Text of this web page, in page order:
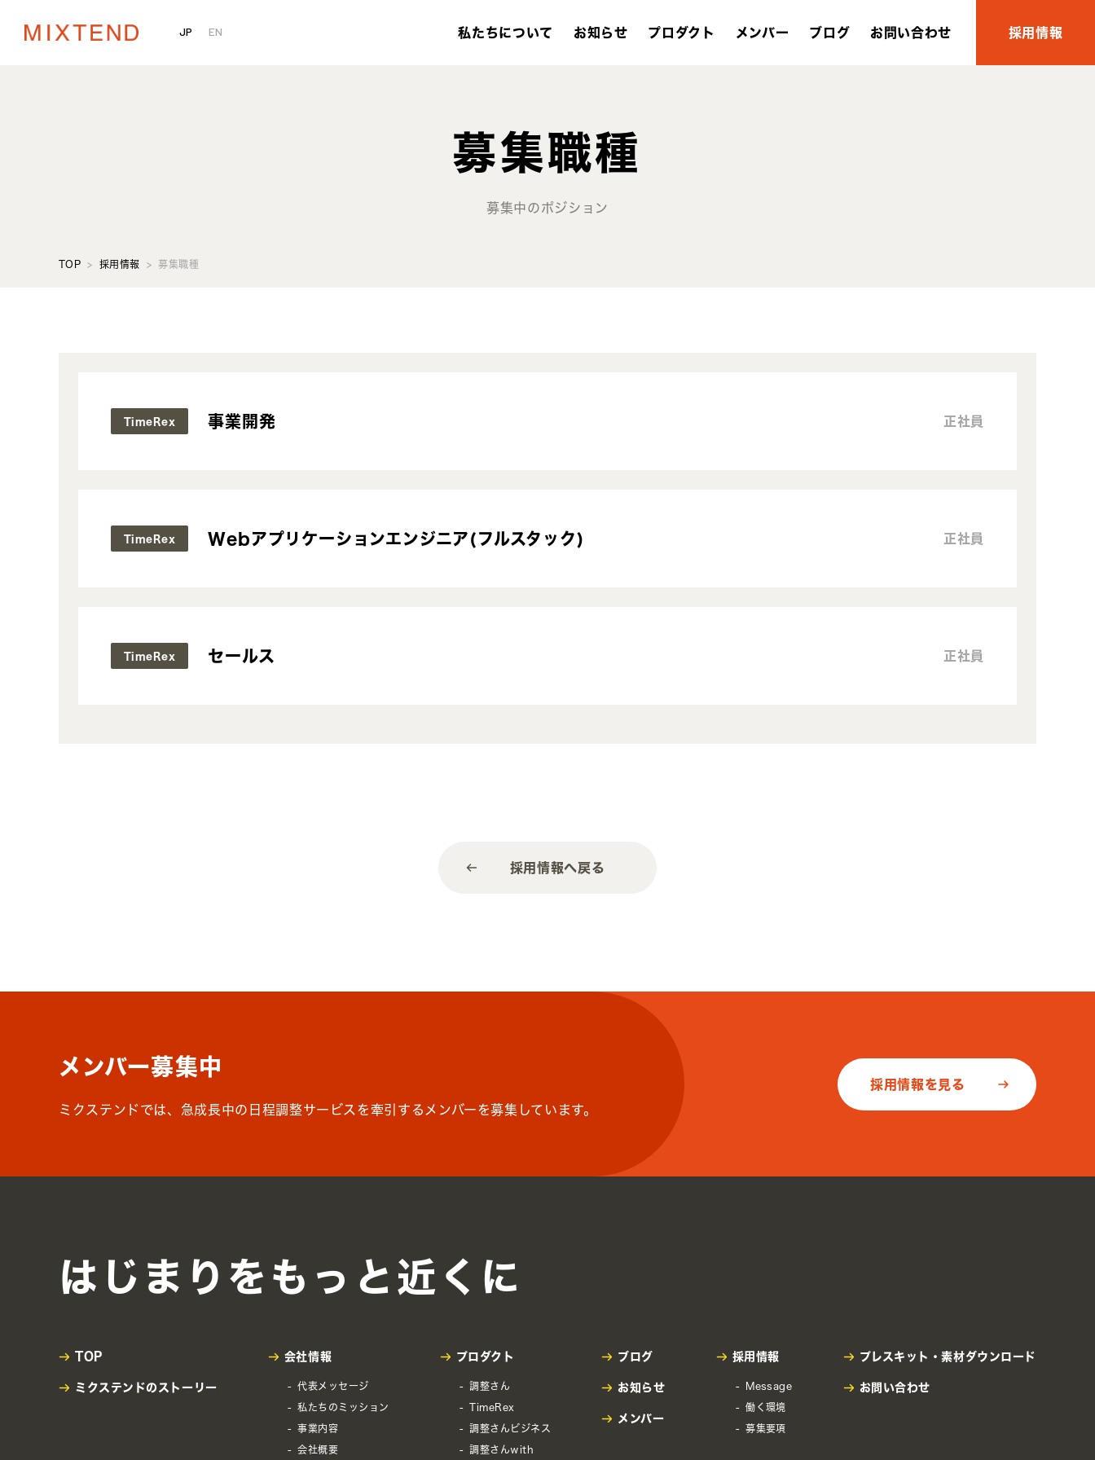
JP EN 私たちについて お知らせ プロダクト メンバー ブログ お問い合わせ 採用情報
募集職種
募集中のポジション
TOP 採用情報 募集職種
TimeRex 事業開発 正社員
TimeRex Webアプリケーションエンジニア(フルスタック) 正社員
TimeRex セールス 正社員
採用情報へ戻る
メンバー募集中
ミクステンドでは、急成長中の日程調整サービスを牽引するメンバーを募集しています。
採用情報を見る
はじまりを もっと近くに
TOP
ミクステンドの ストーリー
会社情報
代表メッセージ
私たちのミッション
事業内容
会社概要
プロダクト
調整さん
TimeRex
調整さんビジネス
調整さんwith
ブログ
お知らせ
メンバー
採用情報
Message
働く環境
募集要項
プレスキット・素材ダウンロード
お問い合わせ